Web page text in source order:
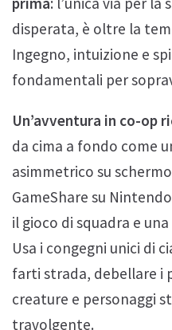
disperata, è oltre la
Ingegno, intuizione e
fondamentali per
Un’avventura in co-op
da cima a fondo come
asimmetrico su
GameShare su
il gioco di squadra e
Usa i congegni unici di
farti strada, debellare i
creature e personaggi
travolgente.